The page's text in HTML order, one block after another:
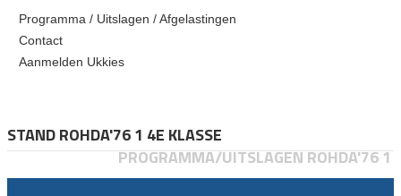
Programma / Uitslagen / Afgelastingen
Contact
Aanmelden Ukkies
STAND ROHDA'76 1 4E KLASSE
PROGRAMMA/UITSLAGEN ROHDA'76 1